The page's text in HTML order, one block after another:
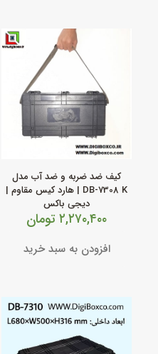
کیف ضد ضربه و ضد آب مدل
DB‑7308 K | هارد کیس مقاوم |
دیجی باکس
۲,۲۷۰,۴۰۰ تومان
افزودن به سبد خرید